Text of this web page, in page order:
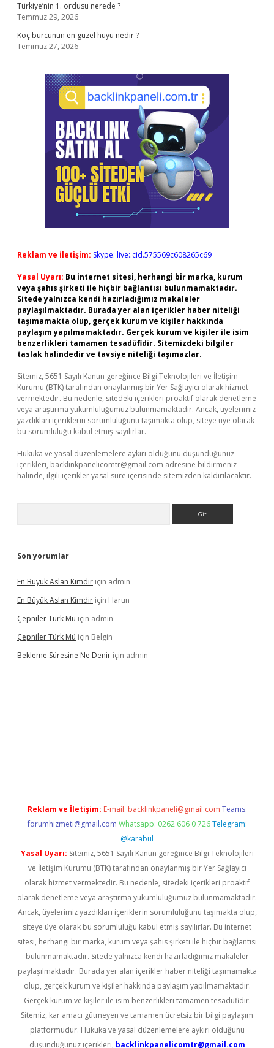
Türkiye’nin 1. ordusu nerede ?
Temmuz 29, 2026
Koç burcunun en güzel huyu nedir ?
Temmuz 27, 2026
Reklam ve İletişim: Skype: live:.cid.575569c608265c69
Yasal Uyarı: Bu internet sitesi, herhangi bir marka, kurum
veya şahıs şirketi ile hiçbir bağlantısı bulunmamaktadır.
Sitede yalnızca kendi hazırladığımız makaleler
paylaşılmaktadır. Burada yer alan içerikler haber niteliği
taşımamakta olup, gerçek kurum ve kişiler hakkında
paylaşım yapılmamaktadır. Gerçek kurum ve kişiler ile isim
benzerlikleri tamamen tesadüfidir. Sitemizdeki bilgiler
taslak halindedir ve tavsiye niteliği taşımazlar.
Sitemiz, 5651 Sayılı Kanun gereğince Bilgi Teknolojileri ve İletişim
Kurumu (BTK) tarafından onaylanmış bir Yer Sağlayıcı olarak hizmet
vermektedir. Bu nedenle, sitedeki içerikleri proaktif olarak denetleme
veya araştırma yükümlülüğümüz bulunmamaktadır. Ancak, üyelerimiz
yazdıkları içeriklerin sorumluluğunu taşımakta olup, siteye üye olarak
bu sorumluluğu kabul etmiş sayılırlar.
Hukuka ve yasal düzenlemelere aykırı olduğunu düşündüğünüz
içerikleri, backlinkpanelicomtr@gmail.com adresine bildirmeniz
halinde, ilgili içerikler yasal süre içerisinde sitemizden kaldırılacaktır.
Son yorumlar
En Büyük Aslan Kimdir için admin
En Büyük Aslan Kimdir için Harun
Çepniler Türk Mü için admin
Çepniler Türk Mü için Belgin
Bekleme Süresine Ne Denir için admin
Reklam ve İletişim: E-mail: backlinkpaneli@gmail.com Teams:
forumhizmeti@gmail.com Whatsapp: 0262 606 0 726 Telegram:
@karabul
Yasal Uyarı: Sitemiz, 5651 Sayılı Kanun gereğince Bilgi Teknolojileri
ve İletişim Kurumu (BTK) tarafından onaylanmış bir Yer Sağlayıcı
olarak hizmet vermektedir. Bu nedenle, sitedeki içerikleri proaktif
olarak denetleme veya araştırma yükümlülüğümüz bulunmamaktadır.
Ancak, üyelerimiz yazdıkları içeriklerin sorumluluğunu taşımakta olup,
siteye üye olarak bu sorumluluğu kabul etmiş sayılırlar. Bu internet
sitesi, herhangi bir marka, kurum veya şahıs şirketi ile hiçbir bağlantısı
bulunmamaktadır. Sitede yalnızca kendi hazırladığımız makaleler
paylaşılmaktadır. Burada yer alan içerikler haber niteliği taşımamakta
olup, gerçek kurum ve kişiler hakkında paylaşım yapılmamaktadır.
Gerçek kurum ve kişiler ile isim benzerlikleri tamamen tesadüfidir.
Sitemiz, kar amacı gütmeyen ve tamamen ücretsiz bir bilgi paylaşım
platformudur. Hukuka ve yasal düzenlemelere aykırı olduğunu
düşündüğünüz içerikleri, backlinkpanelicomtr@gmail.com